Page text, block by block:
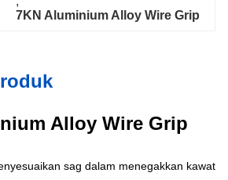
7KN Aluminium Alloy Wire Grip
Alloy Wire Grip
sag dalam menegakkan kawat